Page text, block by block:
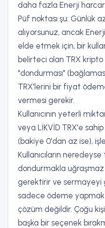
daha fazla Enerji harcar.
Püf noktası şu: Günlük
alıyorsunuz, ancak
elde etmek için, bir
belirteci olan TRX kripto
"dondurması"
TRX'lerini bir fiyat
vermesi gerekir.
Kullanıcının yeterli
veya LİKVİD TRX'e
(bakiye 0'dan az ise),
Kullanıcıların
dondurmakla
gerektirir ve sermayeyi
sadece ödeme
çözüm değildir. Çoğu
başka bir seçenek